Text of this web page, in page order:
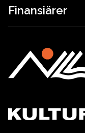
Finansiärer